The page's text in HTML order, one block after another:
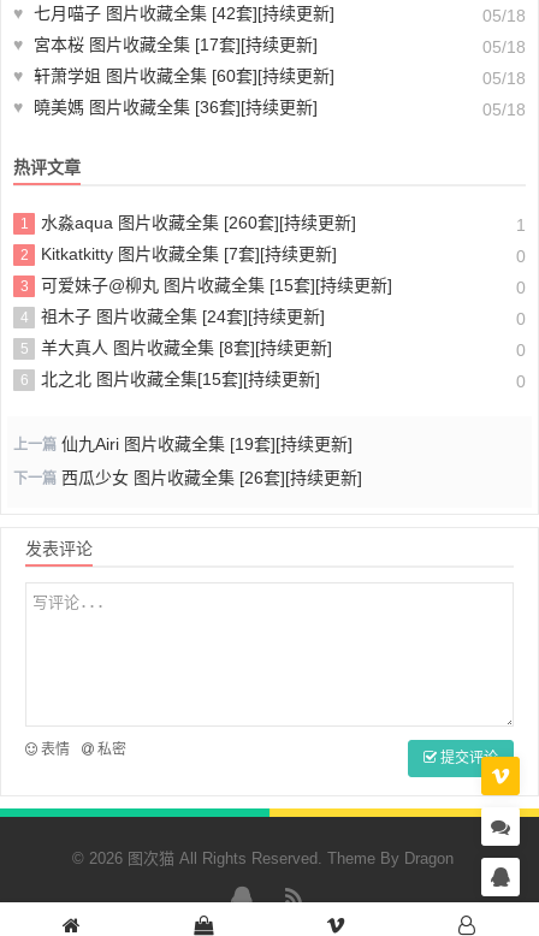
♥ 七月喵子 图片收藏全集 [42套][持续更新]
05/18
♥
宮本桜 图片收藏全集 [17套][持续更新]
05/18
♥ 轩萧学姐 图片收藏全集 [60套][持续更新]
05/18
♥
曉美媽 图片收藏全集 [36套][持续更新] 05/18
热评文章
1 水淼aqua 图片收藏全集 [260套][持续更新] 1
2 Kitkatkitty 图片收藏全集 [7套][持续更新] 0
3 可爱妹子@柳丸 图片收藏全集 [15套][持续更新] 0
4 祖木子 图片收藏全集 [24套][持续更新] 0
5 羊大真人 图片收藏全集 [8套][持续更新] 0
6 北之北 图片收藏全集[15套][持续更新] 0
上一篇 仙九Airi 图片收藏全集 [19套][持续更新]
下一篇 西瓜少女 图片收藏全集 [26套][持续更新]
发表评论
表情 私密 提交评论
© 2026 图次猫 All Rights Reserved. Theme By Dragon